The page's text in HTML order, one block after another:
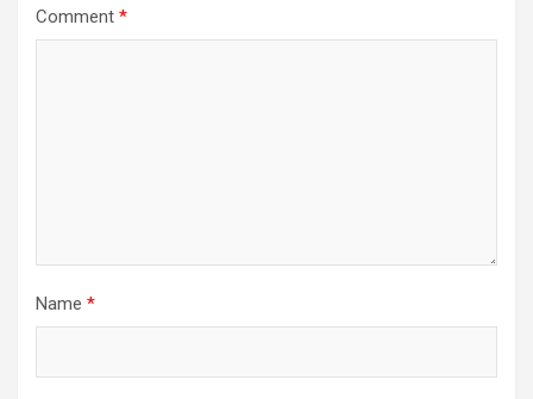
Comment *
Name *